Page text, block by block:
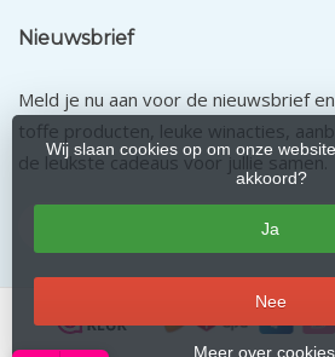
Wij slaan cookies op om onze
akkoord?
Ja
Nee
Meer over
Nieuwsbrief
Meld je nu aan voor de nieuwsbrief
toffe producten, leuke winacties,
de leukste cadeaus voor jullie samen.